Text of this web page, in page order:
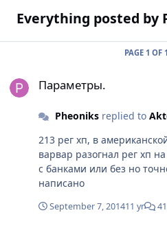
Everything posted by
PAGE 1 OF
Параметры.
Pheoniksreplied to
213 рег хп, в
варвар разогнал рег хп
с банками или без но
написано
September 7, 201411 yr